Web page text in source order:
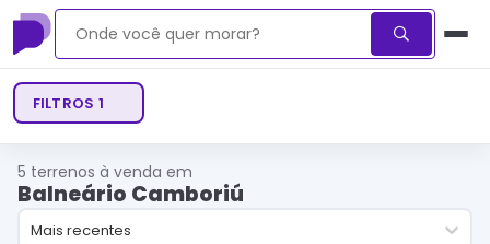
FILTROS 1
5 terrenos à venda em
Balneário Camboriú
Mais recentes